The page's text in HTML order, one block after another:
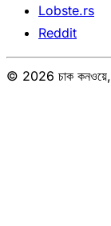
Lobste.rs
Reddit
© 2026 চাক কনওয়ে,